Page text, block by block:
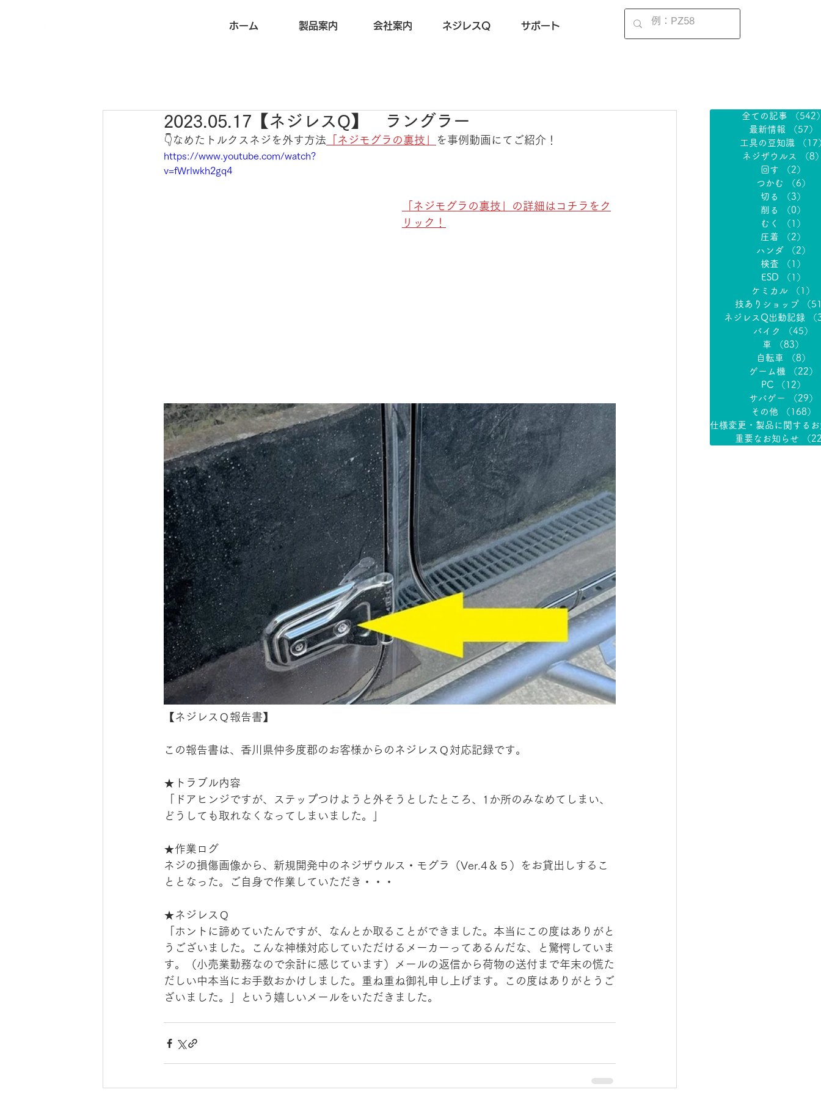
ホーム 製品案内 会社案内 ネジレスQ サポート
2023.05.17【ネジレスQ】 ラングラー
👇なめたトルクスネジを外す方法 「ネジモグラの裏技」 を事例動画にてご紹介！
https://www.youtube.com/watch?
v=fWrlwkh2gq4
「ネジモグラの裏技」の詳細はコチラをク
リック！
【ネジレスＱ報告書】
この報告書は、香川県仲多度郡のお客様からのネジレスＱ対応記録です。
★トラブル内容
「ドアヒンジですが、ステップつけようと外そうとしたところ、1か所のみなめてしまい、
どうしても取れなくなってしまいました。」
★作業ログ
ネジの損傷画像から、新規開発中のネジザウルス・モグラ（Ver.4＆５）をお貸出しするこ
ととなった。ご自身で作業していただき・・・
★ネジレスＱ
「ホントに諦めていたんですが、なんとか取ることができました️。本当にこの度はありがと
うございました。こんな神様対応していただけるメーカーってあるんだな、と驚愕していま
す。（小売業勤務なので余計に感じています）メールの返信から荷物の送付まで年末の慌た
だしい中本当にお手数おかけしました。重ね重ね御礼申し上げます。この度はありがとうご
ざいました。」という嬉しいメールをいただきました。
全ての記事
（542
最新情報
（57）
工具の豆知識
（17
ネジザウルス
（8
回す
（2）
つかむ
（6）
切る
（3）
削る
（0）
むく
（1）
圧着
（2）
ハンダ
（2）
検査
（1）
ESD
（1）
ケミカル
（1）
技ありショップ
（
ネジレスQ出動記録
バイク
（45）
車
（83）
自転車
（8）
ゲーム機
（22）
PC
（12）
サバゲー
（29）
その他
（168）
重要なお知らせ （